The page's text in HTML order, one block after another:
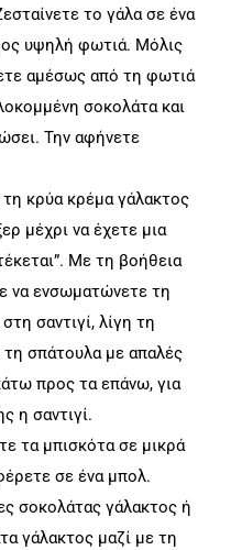
το γάλα σε ένα
υψηλή φωτιά. Μόλις
αμέσως από τη φωτιά
σοκολάτα και
Την αφήνετε
κρύα κρέμα γάλακτος
μέχρι να έχετε μια
Με τη βοήθεια
να ενσωματώνετε τη
σαντιγί, λίγη τη
σπάτουλα με απαλές
προς τα επάνω, για
η σαντιγί.
τα μπισκότα σε μικρά
σε ένα μπολ.
σοκολάτας γάλακτος ή
γάλακτος μαζί με τη